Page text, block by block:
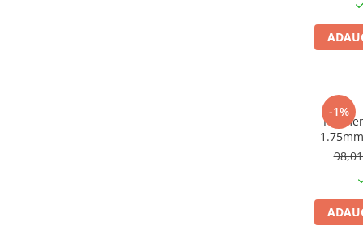
-1%